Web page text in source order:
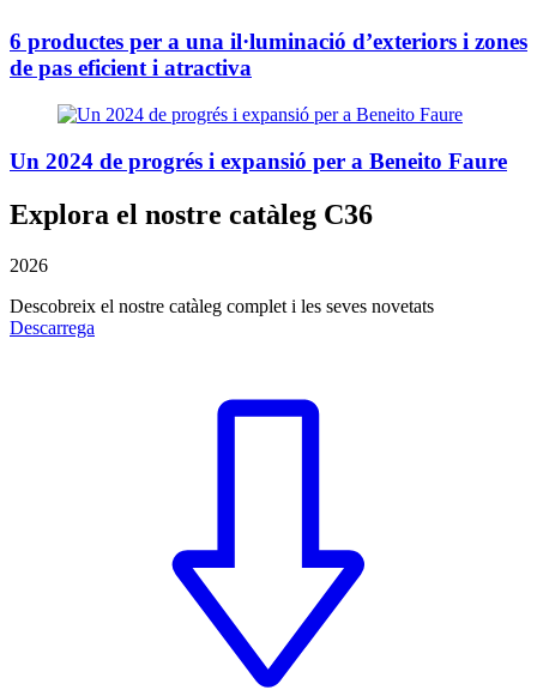
6 productes per a una il·luminació d’exteriors i zones
de pas eficient i atractiva
Un 2024 de progrés i expansió per a Beneito Faure
Explora el nostre catàleg C36
2026
Descobreix el nostre catàleg complet i les seves novetats
Descarrega